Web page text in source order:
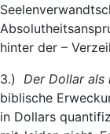
hinter der –
3.) Der Dollar als
biblische
in Dollars